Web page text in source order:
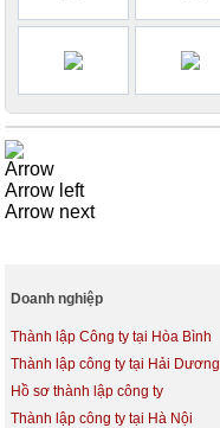
Arrow
Arrow left
Arrow next
Doanh nghiệp
Thành lập Công ty tại Hòa Bình
Thành lập công ty tại Hải Dương
Hồ sơ thành lập công ty
Thành lập công ty tại Hà Nội